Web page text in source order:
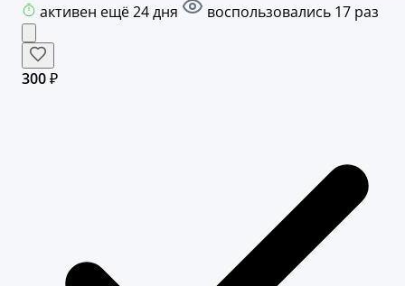
активен ещё 24 дня воспользовались 17 раз
300 ₽